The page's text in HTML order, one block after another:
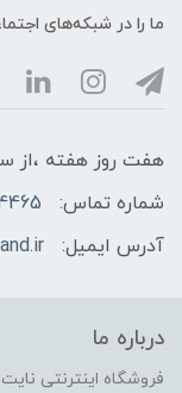
ما را در شبکه‌های
هفت روز هفته ،از ساعت ۹ الی ۲۲ پاسخگوی
شماره تماس:
آدرس ایمیل:
درباره ما
فروشگاه اینترنتی